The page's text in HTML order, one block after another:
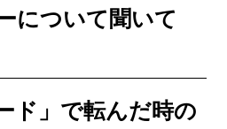
について聞いて
ド」で転んだ時の